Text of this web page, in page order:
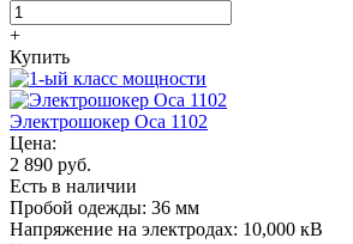
+
Купить
Электрошокер Oса 1102
Цена:
2 890 руб.
Есть в наличии
Пробой одежды: 36 мм
Напряжение на электродах: 10,000 кВ